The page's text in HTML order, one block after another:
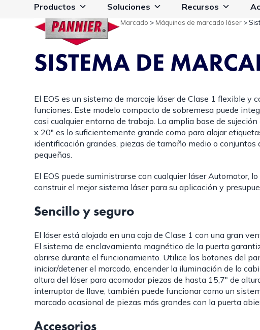
al
contenido
Productos Soluciones Recursos
Marcado > Máquinas de marcado láser >
SISTEMA DE
El EOS es un sistema de marcaje láser de Clase 1 flexible y
funciones. Este modelo compacto de sobremesa puede
casi cualquier entorno de trabajo. La amplia base de sujeción
x 20″ es lo suficientemente grande como para alojar
identificación grandes, piezas de tamaño medio o conjuntos
pequeñas.
El EOS puede suministrarse con cualquier láser Automator,
construir el mejor sistema láser para su aplicación y
Sencillo y seguro
El láser está alojado en una caja de Clase 1 con una gran
El sistema de enclavamiento magnético de la puerta
abrirse durante el funcionamiento. Utilice los botones del
iniciar/detener el marcado, encender la iluminación de la
altura del láser para acomodar piezas de hasta 15,7″ de
interruptor de llave, también puede funcionar como un
marcado ocasional de piezas más grandes con la puerta
Accesorios